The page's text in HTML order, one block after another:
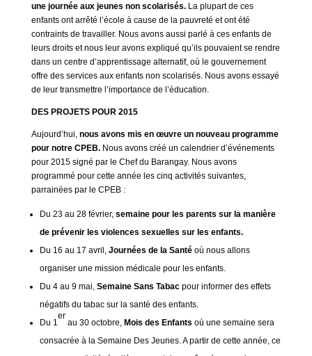
une journée aux jeunes non scolarisés. La plupart de ces
enfants ont arrêté l’école à cause de la pauvreté et ont été
contraints de travailler. Nous avons aussi parlé à ces enfants de
leurs droits et nous leur avons expliqué qu’ils pouvaient se rendre
dans un centre d’apprentissage alternatif, où le gouvernement
offre des services aux enfants non scolarisés. Nous avons essayé
de leur transmettre l’importance de l’éducation.
DES PROJETS POUR 2015
Aujourd’hui, nous avons mis en œuvre un nouveau programme
pour notre CPEB.Nous avons créé un calendrier d’événements
pour 2015 signé par le Chef du Barangay. Nous avons
programmé pour cette année les cinq activités suivantes,
parrainées par le CPEB :
Du 23 au 28 février, semaine pour les parents sur la manière
de prévenir les violences sexuelles sur les enfants.
Du 16 au 17 avril, Journées de la Santéoù nous allons
organiser une mission médicale pour les enfants.
Du 4 au 9 mai, Semaine Sans Tabacpour informer des effets
négatifs du tabac sur la santé des enfants.
Du 1
er
au 30 octobre, Mois des Enfants où une semaine sera
consacrée à la Semaine Des Jeunes. A partir de cette année, ce